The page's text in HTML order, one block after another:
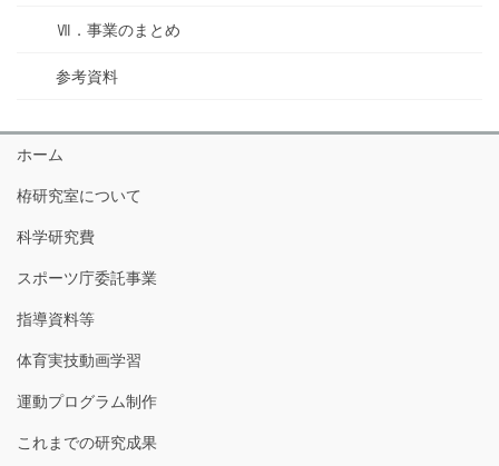
Ⅶ．事業のまとめ
参考資料
ホーム
栫研究室について
科学研究費
スポーツ庁委託事業
指導資料等
体育実技動画学習
運動プログラム制作
これまでの研究成果